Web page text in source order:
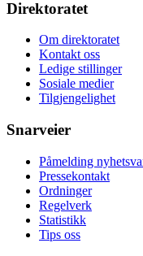
Direktoratet
Om direktoratet
Kontakt oss
Ledige stillinger
Sosiale medier
Tilgjengelighet
Snarveier
Påmelding
Pressekontakt
Ordninger
Regelverk
Statistikk
Tips oss